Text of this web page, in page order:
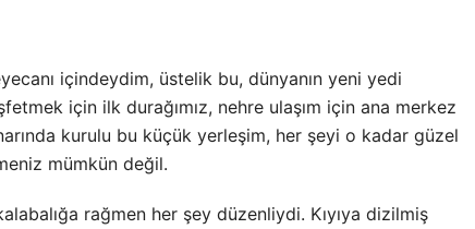
içindeydim, üstelik bu, dünyanın yeni yedi
için ilk durağımız, nehre ulaşım için ana merkez
kurulu bu küçük yerleşim, her şeyi o kadar güzel
mümkün değil.
rağmen her şey düzenliydi. Kıyıya dizilmiş